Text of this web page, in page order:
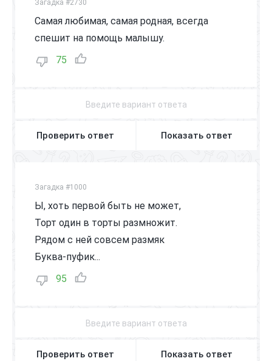
Загадка #2730
Самая любимая, самая родная, всегда
спешит на помощь малышу.
75
Проверить ответ Показать ответ
Загадка #1000
Ы, хоть первой быть не может,
Торт один в торты размножит.
Рядом с ней совсем размяк
Буква-пуфик...
95
Проверить ответ Показать ответ